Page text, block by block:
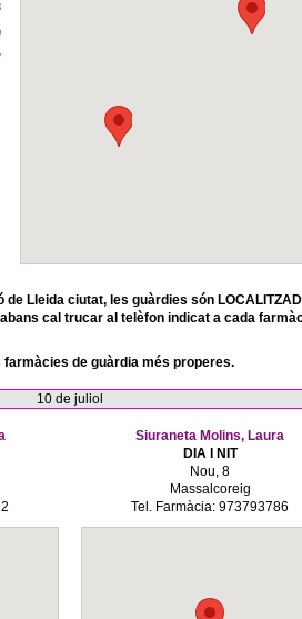
Lleida ciutat, les guàrdies són
cal trucar al telèfon indicat a cada
farmàcies de guàrdia més properes.
10 de juliol
Siuraneta Molins, Laura
DIA I NIT
Nou, 8
Massalcoreig
Tel. Farmàcia: 973793786